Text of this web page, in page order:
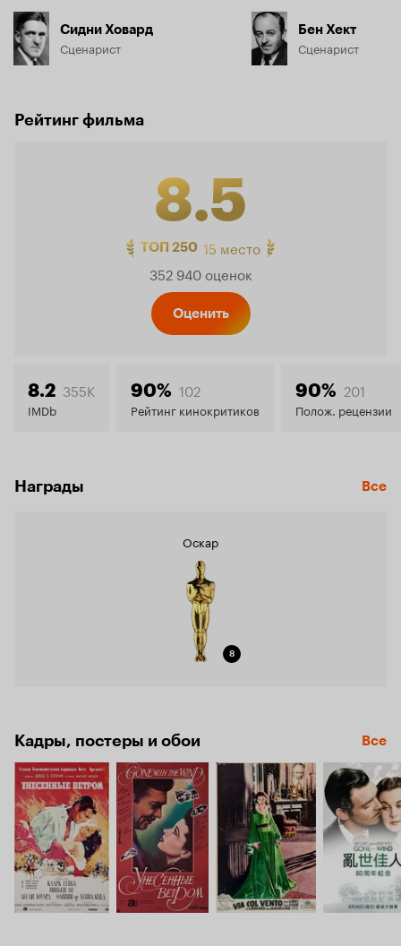
Сидни Ховард
Сценарист
Бен Хект
Сценарист
Рейтинг фильма
8.5
Рейтинг
8.5
ТОП 250 15 место
352 940 оценок
Оценить
8.2 355K
IMDb
90% 102
Рейтинг кинокритиков
90% 201
Полож. рецензии
Награды Все
Оскар
8
Кадры, постеры и обои Все